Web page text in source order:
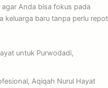
Anda bisa fokus pada
keluarga baru tanpa perlu repot
untuk Purwodadi,
Aqiqah Nurul Hayat